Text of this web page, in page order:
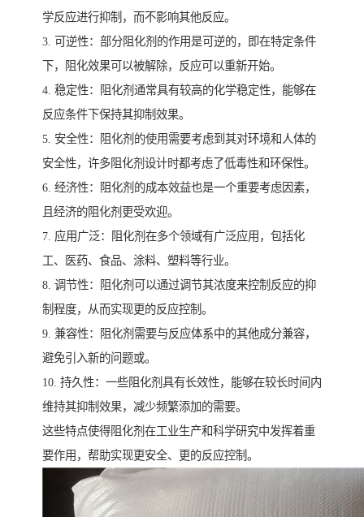
学反应进行抑制，而不影响其他反应。
3. 可逆性：部分阻化剂的作用是可逆的，即在特定条件
下，阻化效果可以被解除，反应可以重新开始。
4. 稳定性：阻化剂通常具有较高的化学稳定性，能够在
反应条件下保持其抑制效果。
5. 安全性：阻化剂的使用需要考虑到其对环境和人体的
安全性，许多阻化剂设计时都考虑了低毒性和环保性。
6. 经济性：阻化剂的成本效益也是一个重要考虑因素，
且经济的阻化剂更受欢迎。
7. 应用广泛：阻化剂在多个领域有广泛应用，包括化
工、医药、食品、涂料、塑料等行业。
8. 调节性：阻化剂可以通过调节其浓度来控制反应的抑
制程度，从而实现更的反应控制。
9. 兼容性：阻化剂需要与反应体系中的其他成分兼容，
避免引入新的问题或。
10. 持久性：一些阻化剂具有长效性，能够在较长时间内
维持其抑制效果，减少频繁添加的需要。
这些特点使得阻化剂在工业生产和科学研究中发挥着重
要作用，帮助实现更安全、更的反应控制。